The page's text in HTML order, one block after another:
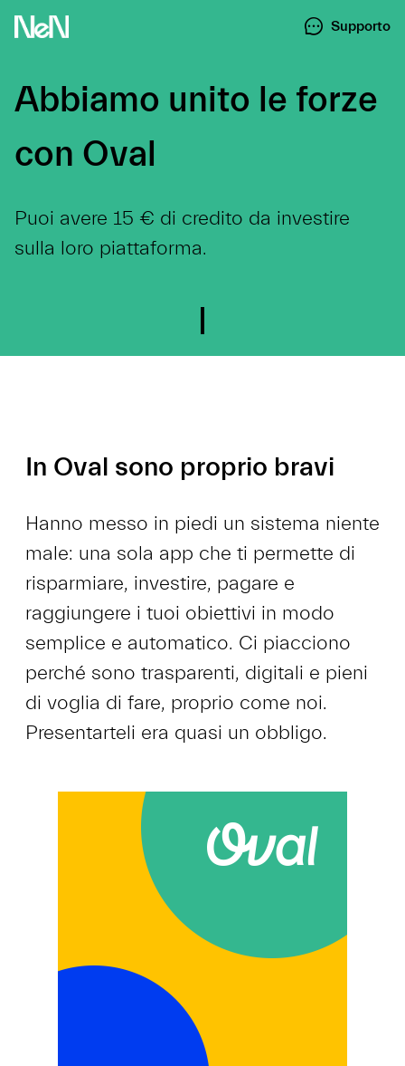
Supporto
Abbiamo unito le forze
con Oval
Puoi avere 15 € di credito da investire
sulla loro piattaforma.
In Oval sono proprio bravi
Hanno messo in piedi un sistema niente
male: una sola app che ti permette di
risparmiare, investire, pagare e
raggiungere i tuoi obiettivi in modo
semplice e automatico. Ci piacciono
perché sono trasparenti, digitali e pieni
di voglia di fare, proprio come noi.
Presentarteli era quasi un obbligo.